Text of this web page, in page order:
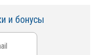
и бонусы